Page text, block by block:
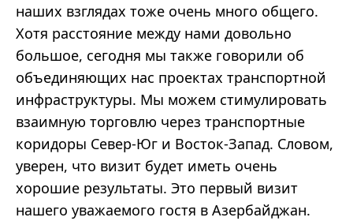
наших взглядах тоже очень много общего.
Хотя расстояние между нами довольно
большое, сегодня мы также говорили об
объединяющих нас проектах транспортной
инфраструктуры. Мы можем стимулировать
взаимную торговлю через транспортные
коридоры Север-Юг и Восток-Запад. Словом,
уверен, что визит будет иметь очень
хорошие результаты. Это первый визит
нашего уважаемого гостя в Азербайджан.